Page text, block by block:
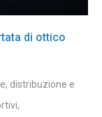
di ottico
distribuzione e